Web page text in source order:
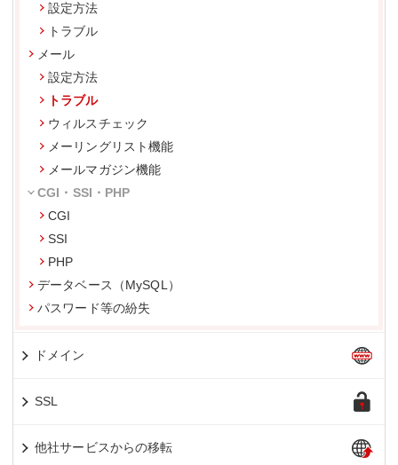
設定方法
トラブル
メール
設定方法
トラブル
ウィルスチェック
メーリングリスト機能
メールマガジン機能
CGI・SSI・PHP
CGI
SSI
PHP
データベース（MySQL）
パスワード等の紛失
ドメイン
SSL
他社サービスからの移転